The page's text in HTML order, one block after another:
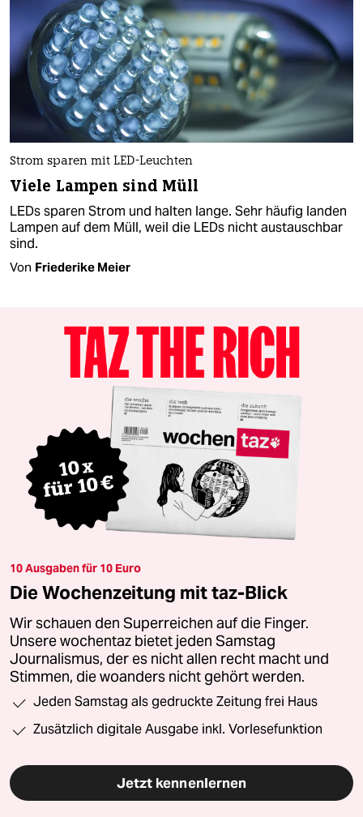
Strom sparen mit LED-Leuchten
Viele Lampen sind Müll
LEDs sparen Strom und halten lange. Sehr häufig landen
Lampen auf dem Müll, weil die LEDs nicht austauschbar
sind.
Von Friederike Meier
10 Ausgaben für 10 Euro
Die Wochenzeitung mit taz-Blick
Wir schauen den Superreichen auf die Finger.
Unsere wochentaz bietet jeden Samstag
Journalismus, der es nicht allen recht macht und
Stimmen, die woanders nicht gehört werden.
Jeden Samstag als gedruckte Zeitung frei Haus
Zusätzlich digitale Ausgabe inkl. Vorlesefunktion
Jetzt kennenlernen